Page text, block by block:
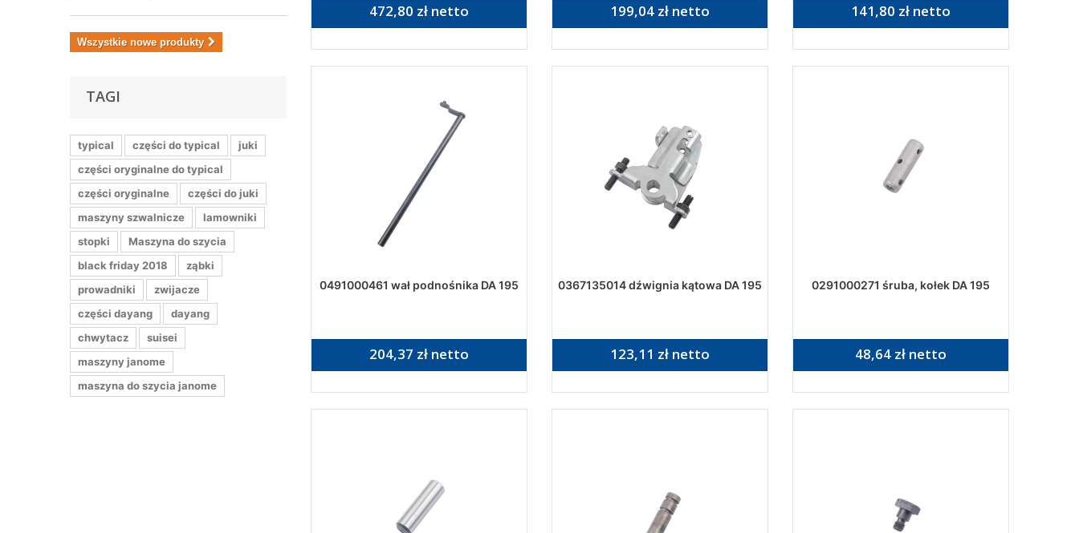
Wszystkie nowe produkty
TAGI
typical części do typical
juki
części oryginalne do typical
części oryginalne
części do juki
maszyny szwalnicze
lamowniki
stopki
Maszyna do szycia
black friday 2018
ząbki
prowadniki
zwijacze
części dayang
dayang
chwytacz
suisei
maszyny janome
maszyna do szycia janome
472,80 zł netto 199,04 zł netto 141,80 zł netto
0491000461 wał podnośnika DA 195
204,37 zł netto
0367135014 dźwignia kątowa DA 195
123,11 zł netto
0291000271 śruba, kołek DA 195
48,64 zł netto